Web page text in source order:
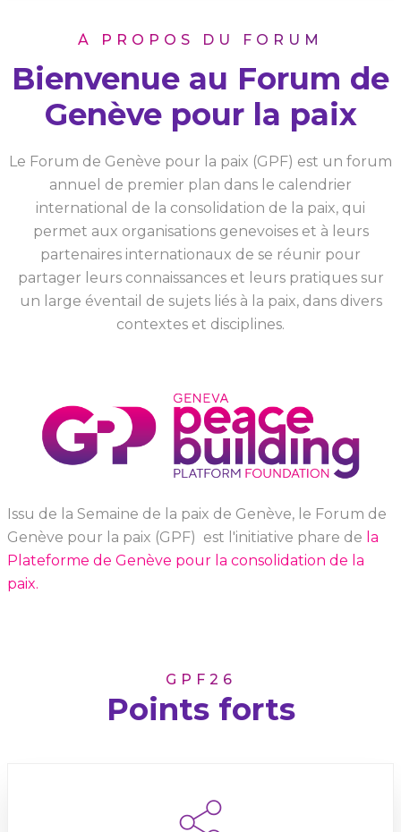
À PROPOS DU FORUM
Bienvenue au Forum de
Genève pour la paix
Le Forum de Genève pour la paix (GPF) est un forum
annuel de premier plan dans le calendrier
international de la consolidation de la paix, qui
permet aux organisations genevoises et à leurs
partenaires internationaux de se réunir pour
partager leurs connaissances et leurs pratiques sur
un large éventail de sujets liés à la paix, dans divers
contextes et disciplines.
Issu de la Semaine de la paix de Genève, le Forum de
Genève pour la paix (GPF) est l'initiative phare de la
Plateforme de Genève pour la consolidation de la
paix.
GPF26
Points forts